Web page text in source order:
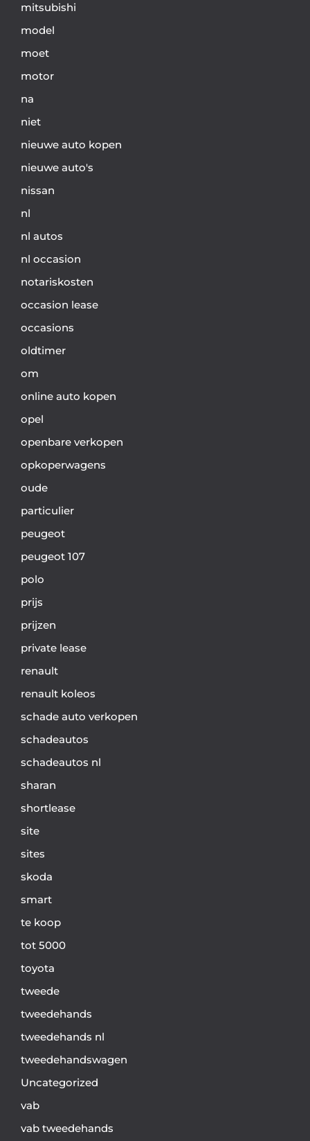
mitsubishi
model
moet
motor
na
niet
nieuwe auto kopen
nieuwe auto's
nissan
nl
nl autos
nl occasion
notariskosten
occasion lease
occasions
oldtimer
om
online auto kopen
opel
openbare verkopen
opkoperwagens
oude
particulier
peugeot
peugeot 107
polo
prijs
prijzen
private lease
renault
renault koleos
schade auto verkopen
schadeautos
schadeautos nl
sharan
shortlease
site
sites
skoda
smart
te koop
tot 5000
toyota
tweede
tweedehands
tweedehands nl
tweedehandswagen
Uncategorized
vab
vab tweedehands